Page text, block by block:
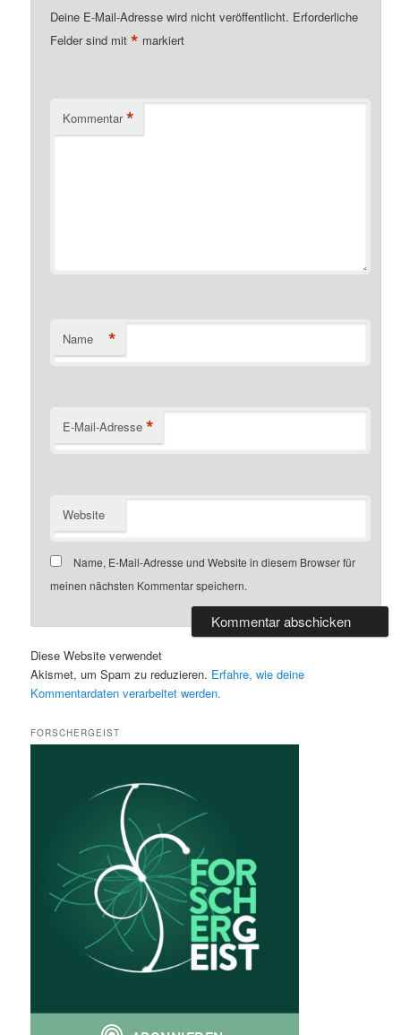
Deine E-Mail-Adresse wird nicht veröffentlicht. Erforderliche
Felder sind mit* markiert
Kommentar *
Name *
E-Mail-Adresse *
Website
Name, E-Mail-Adresse und Website in diesem Browser für
meinen nächsten Kommentar speichern.
Diese Website verwendet
Akismet, um Spam zu reduzieren. Erfahre, wie deine
Kommentardaten verarbeitet werden.
FORSCHERGEIST